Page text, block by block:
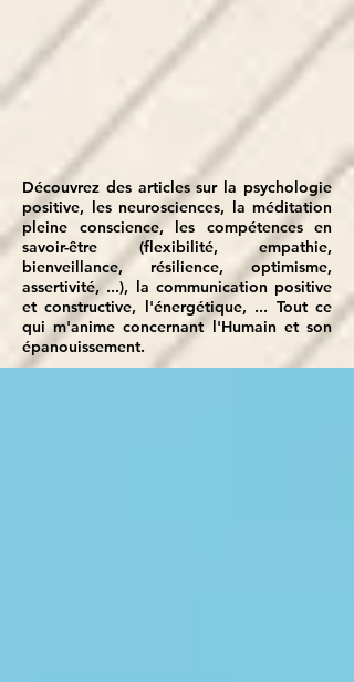
Découvrez des articles sur la psychologie
positive, les neurosciences, la méditation
pleine conscience, les compétences en
savoir-être (flexibilité, empathie,
bienveillance, résilience, optimisme,
assertivité, ...), la communication positive
et constructive, l'énergétique, ... Tout ce
qui m'anime concernant l'Humain et son
épanouissement.